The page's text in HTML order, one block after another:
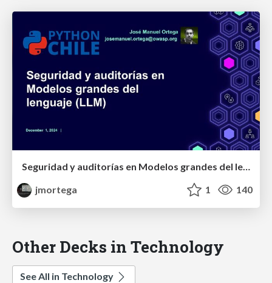
Seguridad y auditorías en Modelos grandes del lenguaje (LLM)
jmortega
1 140
Other Decks in Technology
See All in Technology